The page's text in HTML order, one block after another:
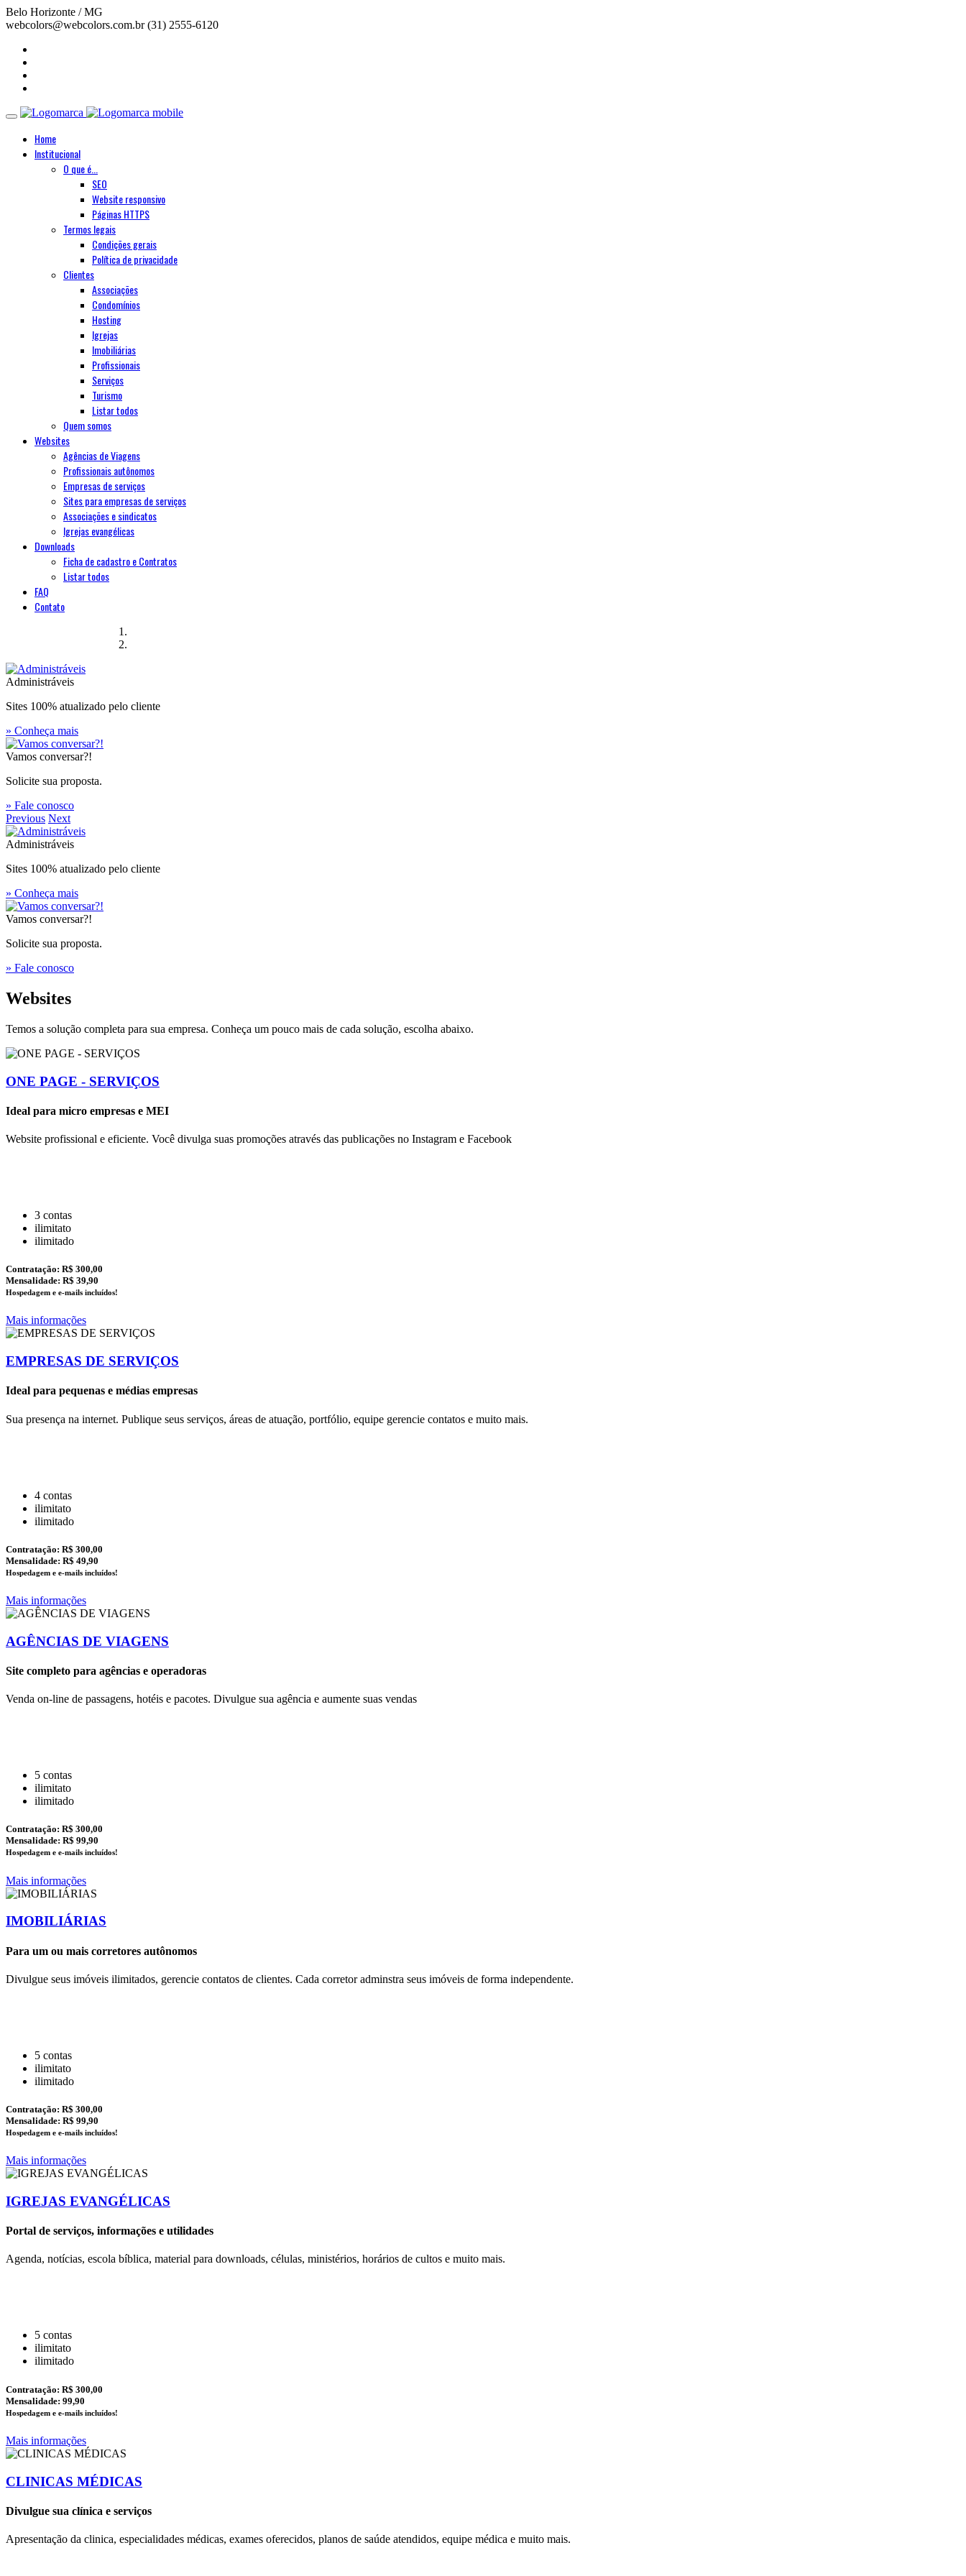
Belo Horizonte / MG
webcolors@webcolors.com.br (31) 2555-6120
Home
Institucional
O que é...
SEO
Website responsivo
Páginas HTTPS
Termos legais
Condições gerais
Política de privacidade
Clientes
Associações
Condomínios
Hosting
Igrejas
Imobiliárias
Profissionais
Serviços
Turismo
Listar todos
Quem somos
Websites
Agências de Viagens
Profissionais autônomos
Empresas de serviços
Sites para empresas de serviços
Associações e sindicatos
Igrejas evangélicas
Downloads
Ficha de cadastro e Contratos
Listar todos
FAQ
Contato
Administráveis
Sites 100% atualizado pelo cliente
» Conheça mais
Vamos conversar?!
Solicite sua proposta.
» Fale conosco
Previous Next
Administráveis
Sites 100% atualizado pelo cliente
» Conheça mais
Vamos conversar?!
Solicite sua proposta.
» Fale conosco
Websites
Temos a solução completa para sua empresa. Conheça um pouco mais de cada solução, escolha abaixo.
ONE PAGE - SERVIÇOS
Ideal para micro empresas e MEI
Website profissional e eficiente. Você divulga suas promoções através das publicações no Instagram e Facebook
3 contas
ilimitato
ilimitado
Contratação: R$ 300,00
Mensalidade: R$ 39,90
Hospedagem e e-mails incluídos!
Mais informações
EMPRESAS DE SERVIÇOS
Ideal para pequenas e médias empresas
Sua presença na internet. Publique seus serviços, áreas de atuação, portfólio, equipe gerencie contatos e muito mais.
4 contas
ilimitato
ilimitado
Contratação: R$ 300,00
Mensalidade: R$ 49,90
Hospedagem e e-mails incluídos!
Mais informações
AGÊNCIAS DE VIAGENS
Site completo para agências e operadoras
Venda on-line de passagens, hotéis e pacotes. Divulgue sua agência e aumente suas vendas
5 contas
ilimitato
ilimitado
Contratação: R$ 300,00
Mensalidade: R$ 99,90
Hospedagem e e-mails incluídos!
Mais informações
IMOBILIÁRIAS
Para um ou mais corretores autônomos
Divulgue seus imóveis ilimitados, gerencie contatos de clientes. Cada corretor adminstra seus imóveis de forma independente.
5 contas
ilimitato
ilimitado
Contratação: R$ 300,00
Mensalidade: R$ 99,90
Hospedagem e e-mails incluídos!
Mais informações
IGREJAS EVANGÉLICAS
Portal de serviços, informações e utilidades
Agenda, notícias, escola bíblica, material para downloads, células, ministérios, horários de cultos e muito mais.
5 contas
ilimitato
ilimitado
Contratação: R$ 300,00
Mensalidade: 99,90
Hospedagem e e-mails incluídos!
Mais informações
CLINICAS MÉDICAS
Divulgue sua clínica e serviços
Apresentação da clinica, especialidades médicas, exames oferecidos, planos de saúde atendidos, equipe médica e muito mais.